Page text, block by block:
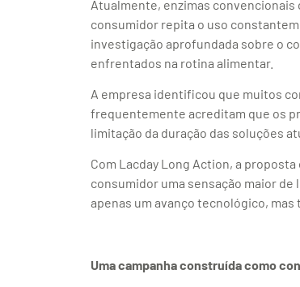
Atualmente, enzimas convencionais
consumidor repita o uso
investigação aprofundada sobre o
enfrentados na rotina alimentar.
A empresa identificou que muitos
frequentemente acreditam que os
limitação da duração das soluções
Com Lacday Long Action, a
consumidor uma sensação maior
apenas um avanço tecnológico, mas
Uma campanha construída como